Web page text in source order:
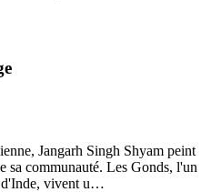
Jangarh Singh Shyam peint
sa communauté. Les Gonds, l'un
vivent u…